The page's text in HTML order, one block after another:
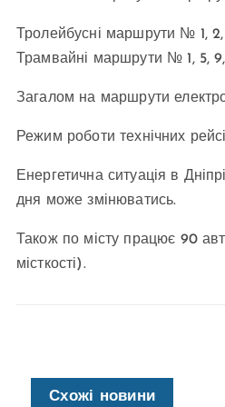
Тролейбусні маршрути № 1,
Трамвайні маршрути № 1, 5, 9,
Загалом на маршрути
Режим роботи технічних
Енергетична ситуація в
дня може змінюватись.
Також по місту працює 90
місткості).
Схожі новини